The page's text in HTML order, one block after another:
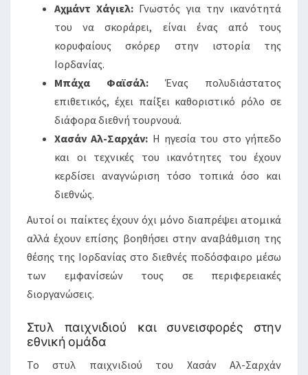
Αχμάντ Χάγιελ: Γνωστός για την ικανότητά
του να σκοράρει, είναι ένας από τους
κορυφαίους σκόρερ στην ιστορία της
Ιορδανίας.
Μπάχα Φαϊσάλ: Ένας πολυδιάστατος
επιθετικός, έχει παίξει καθοριστικό ρόλο σε
διάφορα διεθνή τουρνουά.
Χασάν Αλ-Σαρχάν: Η ηγεσία του στο γήπεδο
και οι τεχνικές του ικανότητες του έχουν
κερδίσει αναγνώριση τόσο τοπικά όσο και
διεθνώς.
Αυτοί οι παίκτες έχουν όχι μόνο διαπρέψει ατομικά
αλλά έχουν επίσης βοηθήσει στην αναβάθμιση της
θέσης της Ιορδανίας στο διεθνές ποδόσφαιρο μέσω
των εμφανίσεών τους σε περιφερειακές
διοργανώσεις.
Στυλ παιχνιδιού και συνεισφορές στην
εθνική ομάδα
Το στυλ παιχνιδιού του Χασάν Αλ-Σαρχάν